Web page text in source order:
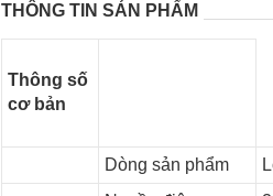
THÔNG TIN SẢN PHẨM
Thông số
cơ bản
Dòng sản phẩm